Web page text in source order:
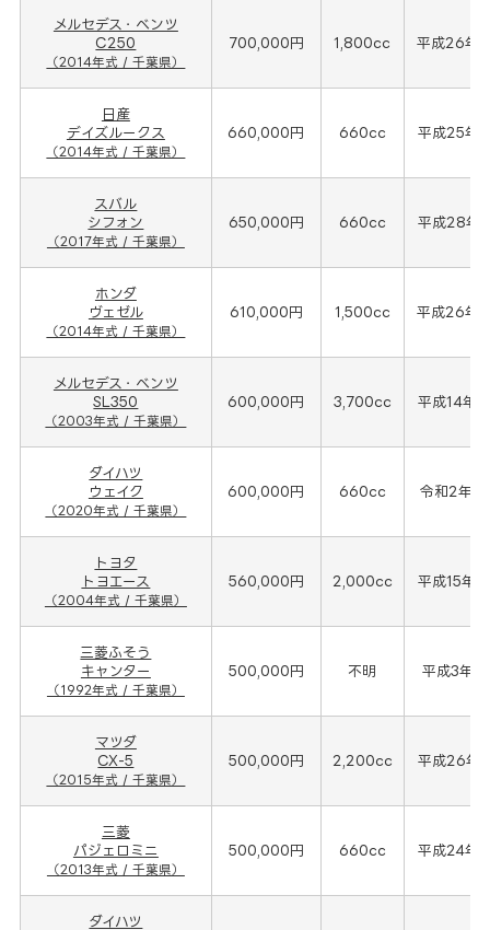
メルセデス・ベンツ
C250
（2014年式 / 千葉県）
700,000円 1,800cc 平成26年
日産
デイズルークス
（2014年式 / 千葉県）
660,000円 660cc 平成25年
スバル
シフォン
（2017年式 / 千葉県）
650,000円 660cc 平成28年
ホンダ
ヴェゼル
（2014年式 / 千葉県）
610,000円 1,500cc 平成26年
メルセデス・ベンツ
SL350
（2003年式 / 千葉県）
600,000円 3,700cc 平成14年
ダイハツ
ウェイク
（2020年式 / 千葉県）
600,000円 660cc 令和2年
トヨタ
トヨエース
（2004年式 / 千葉県）
560,000円 2,000cc 平成15年
三菱ふそう
キャンター
（1992年式 / 千葉県）
500,000円 不明 平成3年
マツダ
CX-5
（2015年式 / 千葉県）
500,000円 2,200cc 平成26年
三菱
パジェロミニ
（2013年式 / 千葉県）
500,000円 660cc 平成24年
ダイハツ